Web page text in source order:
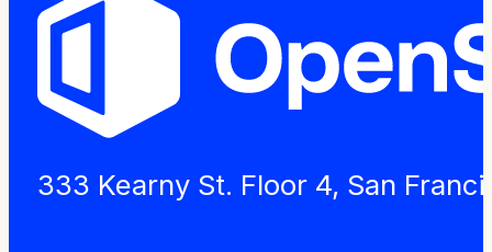
333 Kearny St. Floor 4, San